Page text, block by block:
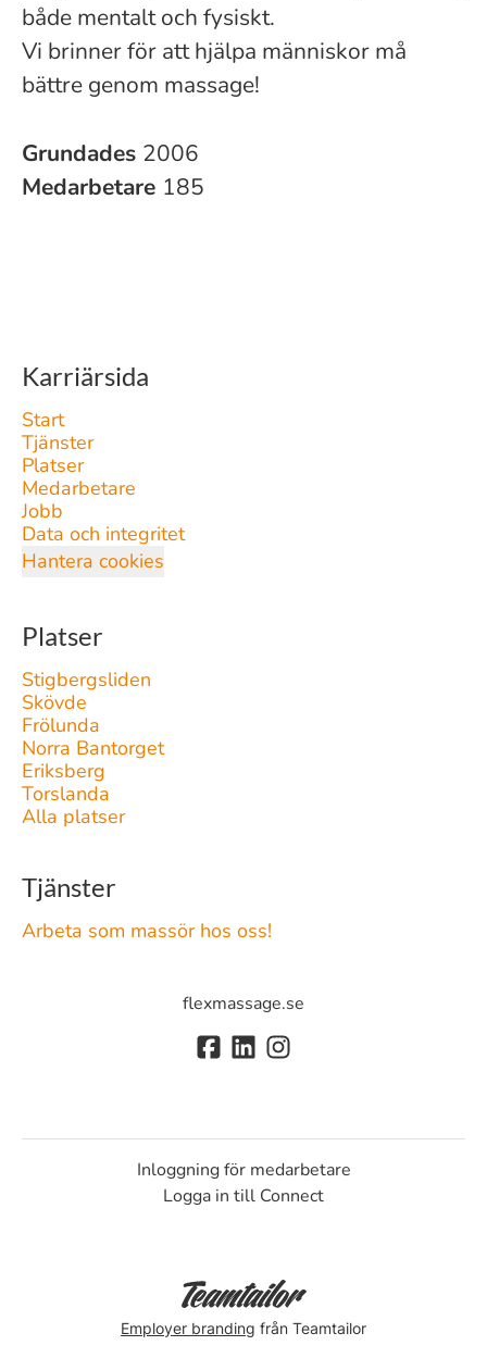
både mentalt och fysiskt.
Vi brinner för att hjälpa människor må
bättre genom massage!
Grundades 2006
Medarbetare 185
Karriärsida
Start
Tjänster
Platser
Medarbetare
Jobb
Data och integritet
Hantera cookies
Platser
Stigbergsliden
Skövde
Frölunda
Norra Bantorget
Eriksberg
Torslanda
Alla platser
Tjänster
Arbeta som massör hos oss!
flexmassage.se
Inloggning för medarbetare
Logga in till Connect
Employer branding från Teamtailor